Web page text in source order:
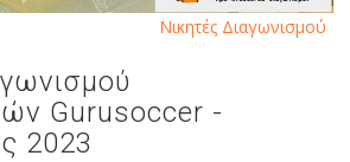
Gurusoccer -
2023
Νικητές Διαγωνισμού